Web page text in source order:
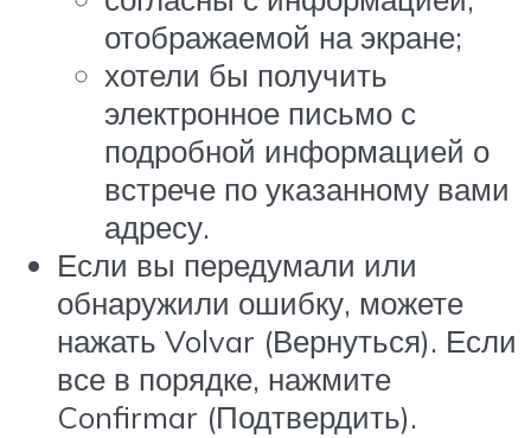
отображаемой на экране;
хотели бы получить
электронное письмо с
подробной информацией о
встрече по указанному вами
адресу.
Если вы передумали или
обнаружили ошибку, можете
нажать Volvar (Вернуться). Если
все в порядке, нажмите
Confirmar (Подтвердить).